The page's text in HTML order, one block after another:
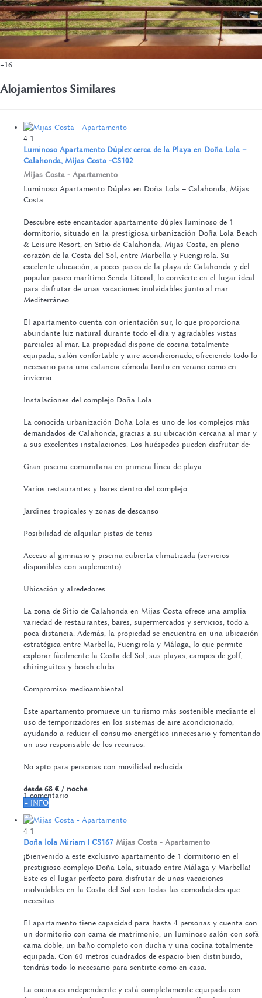
+16
Alojamientos Similares
4 1
Luminoso Apartamento Dúplex cerca de la Playa en Doña Lola –
Calahonda, Mijas Costa -CS102
Mijas Costa - Apartamento
Luminoso Apartamento Dúplex en Doña Lola – Calahonda, Mijas
Costa
Descubre este encantador apartamento dúplex luminoso de 1
dormitorio, situado en la prestigiosa urbanización Doña Lola Beach
& Leisure Resort, en Sitio de Calahonda, Mijas Costa, en pleno
corazón de la Costa del Sol, entre Marbella y Fuengirola. Su
excelente ubicación, a pocos pasos de la playa de Calahonda y del
popular paseo marítimo Senda Litoral, lo convierte en el lugar ideal
para disfrutar de unas vacaciones inolvidables junto al mar
Mediterráneo.
El apartamento cuenta con orientación sur, lo que proporciona
abundante luz natural durante todo el día y agradables vistas
parciales al mar. La propiedad dispone de cocina totalmente
equipada, salón confortable y aire acondicionado, ofreciendo todo lo
necesario para una estancia cómoda tanto en verano como en
invierno.
Instalaciones del complejo Doña Lola
La conocida urbanización Doña Lola es uno de los complejos más
demandados de Calahonda, gracias a su ubicación cercana al mar y
a sus excelentes instalaciones. Los huéspedes pueden disfrutar de:
Gran piscina comunitaria en primera línea de playa
Varios restaurantes y bares dentro del complejo
Jardines tropicales y zonas de descanso
Posibilidad de alquilar pistas de tenis
Acceso al gimnasio y piscina cubierta climatizada (servicios
disponibles con suplemento)
Ubicación y alrededores
La zona de Sitio de Calahonda en Mijas Costa ofrece una amplia
variedad de restaurantes, bares, supermercados y servicios, todo a
poca distancia. Además, la propiedad se encuentra en una ubicación
estratégica entre Marbella, Fuengirola y Málaga, lo que permite
explorar fácilmente la Costa del Sol, sus playas, campos de golf,
chiringuitos y beach clubs.
Compromiso medioambiental
Este apartamento promueve un turismo más sostenible mediante el
uso de temporizadores en los sistemas de aire acondicionado,
ayudando a reducir el consumo energético innecesario y fomentando
un uso responsable de los recursos.
No apto para personas con movilidad reducida.
1 comentario
desde 68 € / noche
+ INFO
4 1
Doña lola Miriam I CS167 Mijas Costa - Apartamento
¡Bienvenido a este exclusivo apartamento de 1 dormitorio en el
prestigioso complejo Doña Lola, situado entre Málaga y Marbella!
Este es el lugar perfecto para disfrutar de unas vacaciones
inolvidables en la Costa del Sol con todas las comodidades que
necesitas.
El apartamento tiene capacidad para hasta 4 personas y cuenta con
un dormitorio con cama de matrimonio, un luminoso salón con sofá
cama doble, un baño completo con ducha y una cocina totalmente
equipada. Con 60 metros cuadrados de espacio bien distribuido,
tendrás todo lo necesario para sentirte como en casa.
La cocina es independiente y está completamente equipada con